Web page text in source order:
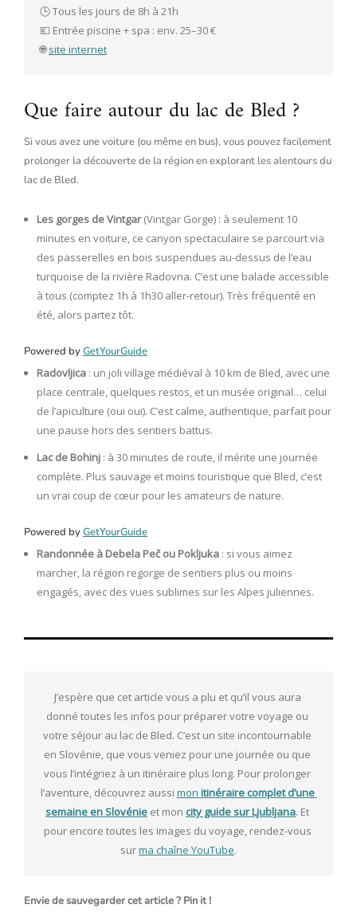
🕒 Tous les jours de 8h à 21h
💶 Entrée piscine + spa : env. 25–30 €
🌐 site internet
Que faire autour du lac de Bled ?
Si vous avez une voiture (ou même en bus), vous pouvez facilement
prolonger la découverte de la région en explorant les alentours du
lac de Bled.
Les gorges de Vintgar(Vintgar Gorge) : à seulement 10
minutes en voiture, ce canyon spectaculaire se parcourt via
des passerelles en bois suspendues au-dessus de l’eau
turquoise de la rivière Radovna. C’est une balade accessible
à tous (comptez 1h à 1h30 aller-retour). Très fréquenté en
été, alors partez tôt.
Powered byGetYourGuide
Radovljica : un joli village médiéval à 10 km de Bled, avec une
place centrale, quelques restos, et un musée original… celui
de l’apiculture (oui oui). C’est calme, authentique, parfait pour
une pause hors des sentiers battus.
Lac de Bohinj : à 30 minutes de route, il mérite une journée
complète. Plus sauvage et moins touristique que Bled, c’est
un vrai coup de cœur pour les amateurs de nature.
Powered byGetYourGuide
Randonnée à Debela Peč ou Pokljuka : si vous aimez
marcher, la région regorge de sentiers plus ou moins
engagés, avec des vues sublimes sur les Alpes juliennes.
J’espère que cet article vous a plu et qu’il vous aura
donné toutes les infos pour préparer votre voyage ou
votre séjour au lac de Bled. C’est un site incontournable
en Slovénie, que vous veniez pour une journée ou que
vous l’intégriez à un itinéraire plus long. Pour prolonger
l’aventure, découvrez aussi mon itinéraire complet d’une
semaine en Slovénie et mon city guide sur Ljubljana. Et
pour encore toutes les images du voyage, rendez-vous
sur ma chaîne YouTube.
Envie de sauvegarder cet article ? Pin it !